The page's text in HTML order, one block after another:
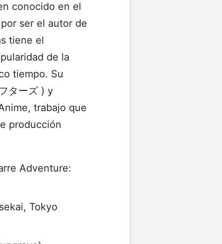
conocido en el
ser el autor de
tiene el
de la
tiempo. Su
ターズ ) y
trabajo que
producción
Adventure:
Tokyo